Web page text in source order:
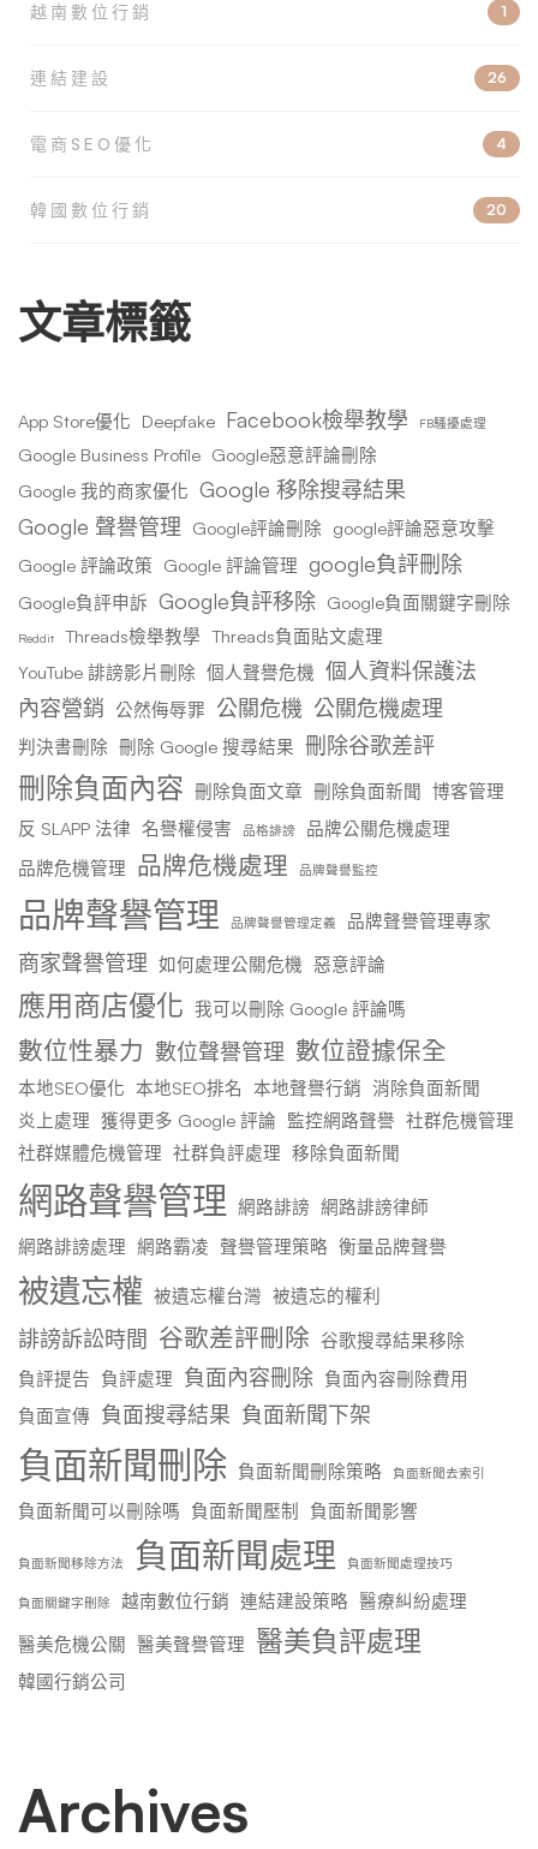
越南數位行銷 1
連結建設 26
電商SEO優化 4
韓國數位行銷 20
文章標籤
App Store優化 Deepfake Facebook檢舉教學 FB騷擾處理
Google Business Profile Google惡意評論刪除
Google 我的商家優化 Google 移除搜尋結果
Google 聲譽管理 Google評論刪除 google評論惡意攻擊
Google 評論政策 Google 評論管理 google負評刪除
Google負評申訴 Google負評移除 Google負面關鍵字刪除
Reddit Threads檢舉教學 Threads負面貼文處理
YouTube 誹謗影片刪除 個人聲譽危機 個人資料保護法
內容營銷 公然侮辱罪 公關危機 公關危機處理
判決書刪除 刪除 Google 搜尋結果 刪除谷歌差評
刪除負面內容 刪除負面文章 刪除負面新聞 博客管理
反 SLAPP 法律 名譽權侵害 品格誹謗
品牌公關危機處理
品牌危機管理 品牌危機處理 品牌聲譽監控
品牌聲譽管理 品牌聲譽管理定義 品牌聲譽管理專家
商家聲譽管理 如何處理公關危機 惡意評論
應用商店優化 我可以刪除 Google 評論嗎
數位性暴力 數位聲譽管理 數位證據保全
本地SEO優化 本地SEO排名 本地聲譽行銷 消除負面新聞
炎上處理 獲得更多 Google 評論 監控網路聲譽 社群危機管理
社群媒體危機管理 社群負評處理 移除負面新聞
網路聲譽管理 網路誹謗 網路誹謗律師
網路誹謗處理 網路霸凌 聲譽管理策略 衡量品牌聲譽
被遺忘權 被遺忘權台灣 被遺忘的權利
誹謗訴訟時間 谷歌差評刪除 谷歌搜尋結果移除
負評提告 負評處理 負面內容刪除 負面內容刪除費用
負面宣傳 負面搜尋結果 負面新聞下架
負面新聞刪除 負面新聞刪除策略 負面新聞去索引
負面新聞可以刪除嗎 負面新聞壓制 負面新聞影響
負面新聞移除方法 負面新聞處理 負面新聞處理技巧
負面關鍵字刪除 越南數位行銷 連結建設策略 醫療糾紛處理
醫美危機公關 醫美聲譽管理 醫美負評處理
韓國行銷公司
Archives